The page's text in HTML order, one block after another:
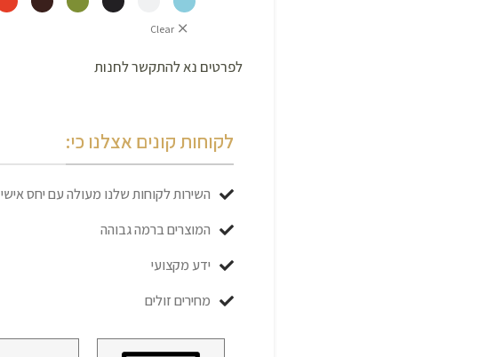
Clear
לפרטים נא להתקשר לחנות
לקוחות קונים אצלנו כי:
השירות לקוחות שלנו מעולה עם יחס אישי
המוצרים ברמה גבוהה
ידע מקצועי
מחירים זולים